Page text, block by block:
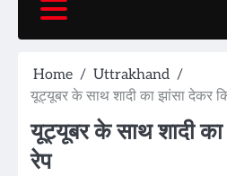
Home
Uttrakhand
यूट्यूबर के साथ शादी का झांसा देकर
यूट्यूबर के साथ शादी
रेप